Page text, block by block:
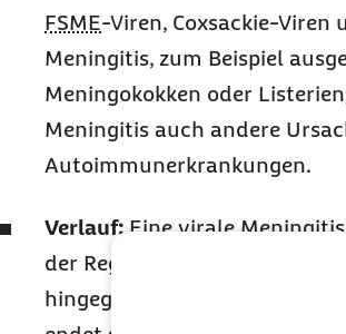
FSME-Viren, Coxsackie-Viren
Meningitis, zum Beispiel
Meningokokken oder
Meningitis auch andere
Autoimmunerkrankungen.
Verlauf: Eine virale
der Regel milder und heilt
hingegen nimmt häufiger